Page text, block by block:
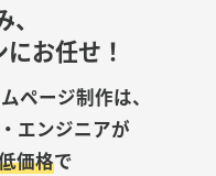
お任せ！
ページ制作は、
エンジニアが
価格で